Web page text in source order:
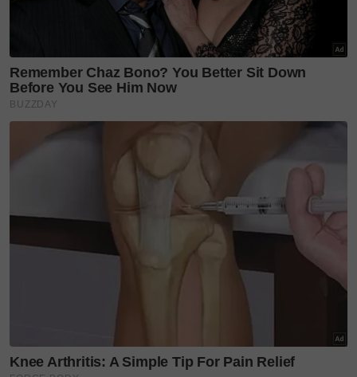
SinarPlus mendoakan agar Mak Jenny diberikan
kesembuhan, dipermudahkan segala urusan
rawatan, dan Nubhan sekeluarga terus tabah
mendepani ujian ini.
Buat pembaca, hargailah dan berbaktilah kepada ibu
bapa selagi mereka masih ada di depan mata.
untuk info terkini dan bermanfaat!
Jangan lupa follow kami di Facebook Instagram Threads,
& . Join grup Telegramkami
untuk info dan kisah penuh inspirasi
MAKANAN
secara online di platformShopee Karangkraf Mallsekarang